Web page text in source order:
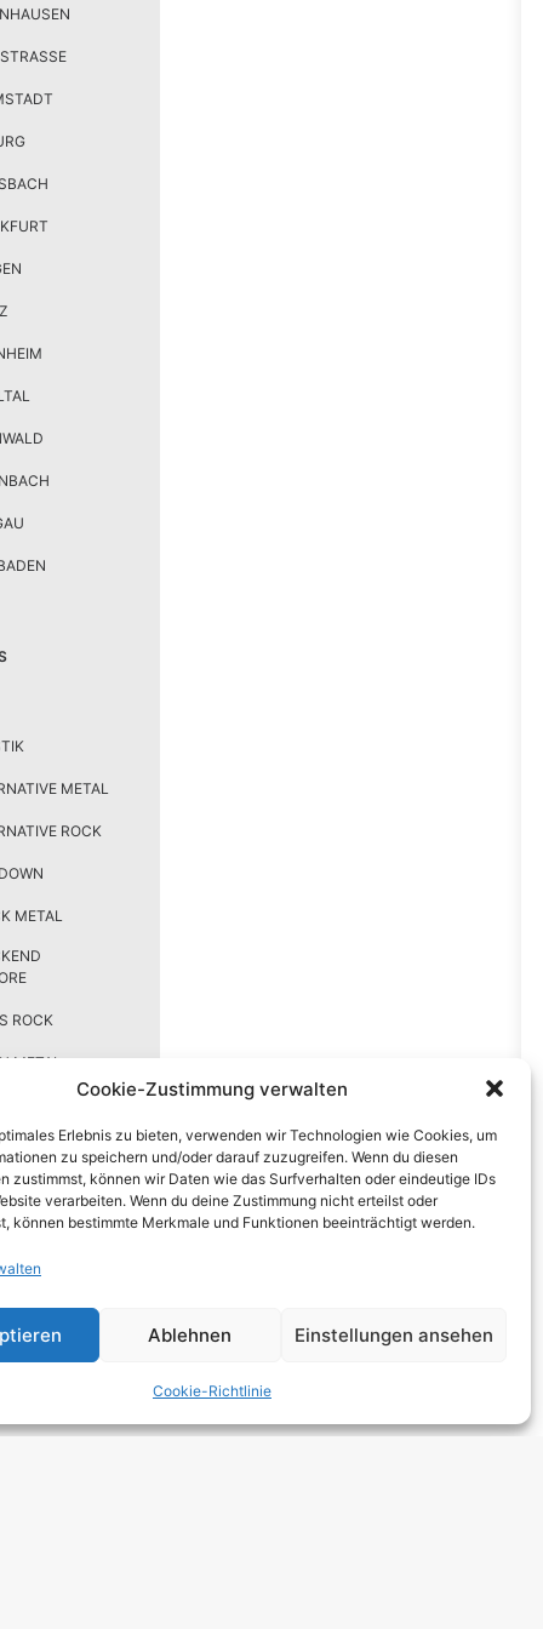
Cookie-Zustimmung verwalten
Erlebnis zu bieten, verwenden wir Technologien wie Cookies, um
zu speichern und/oder darauf zuzugreifen. Wenn du diesen
zustimmst, können wir Daten wie das Surfverhalten oder eindeutige IDs
verarbeiten. Wenn du deine Zustimmung nicht erteilst oder
können bestimmte Merkmale und Funktionen beeinträchtigt werden.
Ablehnen Einstellungen ansehen
Cookie-Richtlinie
METAL
ROCK
METAL
ROCK
METAL
ROCK